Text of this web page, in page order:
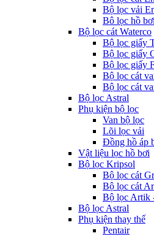
Bộ lọc vải
Bô lọc hồ
Bộ lọc cát Waterco
Bộ lọc giấy
Bộ lọc giấy
Bộ lọc giấy
Bộ lọc cát
Bộ lọc cát
Bộ lọc Astral
Phụ kiện bộ lọc
Van bộ lọc
Lõi lọc vải
Đồng hồ áp
Vật liệu lọc hồ bơi
Bộ lọc Kripsol
Bộ lọc cát
Bộ lọc cát
Bộ lọc Artik
Bộ lọc Astral
Phụ kiện thay thế
Pentair